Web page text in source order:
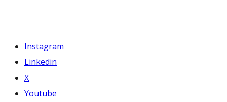
Instagram
Linkedin
X
Youtube